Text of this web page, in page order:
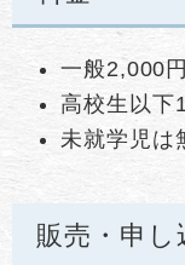
一般2,000円
高校生以下
未就学児は
販売・申し